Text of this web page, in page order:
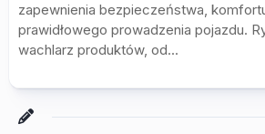
zapewnienia bezpieczeństwa,
prawidłowego prowadzenia pojazdu.
wachlarz produktów, od...